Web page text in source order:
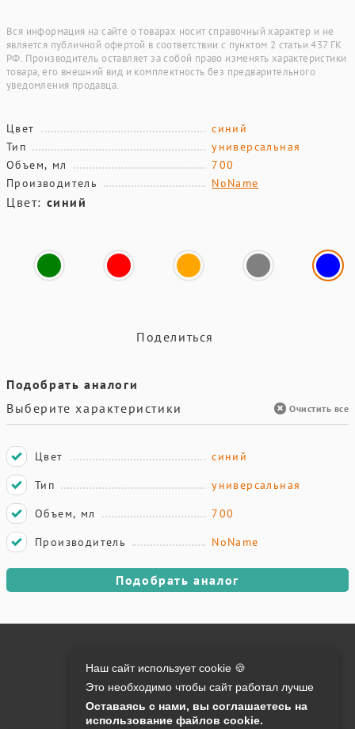
Вся информация на сайте о товарах носит справочный характер и не
является публичной офертой в соответствии с пунктом 2 статьи 437 ГК
РФ. Производитель оставляет за собой право изменять характеристики
товара, его внешний вид и комплектность без предварительного
уведомления продавца.
Цвет
синий
Тип
универсальная
Объем, мл
700
Производитель
NoName
Цвет: синий
Поделиться
Подобрать аналоги
Выберите характеристики
Очистить все
Цвет
синий
Тип
универсальная
Объем, мл
700
Производитель
NoName
Подобрать аналог
Контакты:
info@o-manager.ru
Онлайн оплата на сайте:
Наш сайт использует cookie 🍪
Это необходимо чтобы сайт работал лучше
Оставаясь с нами, вы соглашаетесь на
использование файлов cookie.